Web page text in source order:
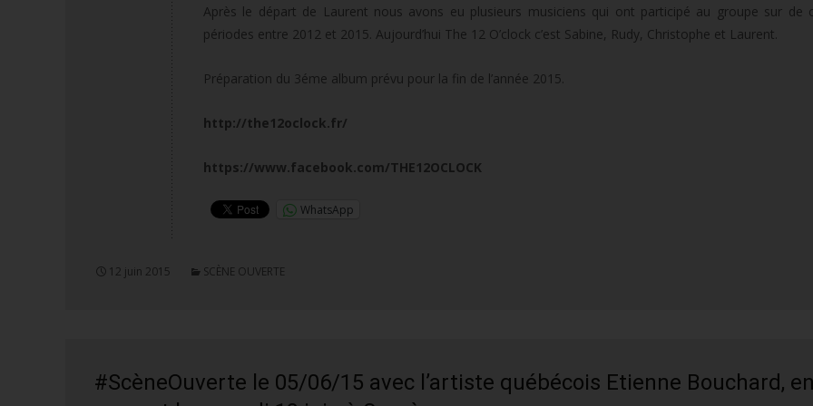
Après le départ de Laurent nous avons eu plusieurs musiciens qui ont participé au groupe sur de
périodes entre 2012 et 2015. Aujourd’hui The 12 O’clock c’est Sabine, Rudy, Christophe et Laurent.
Préparation du 3éme album prévu pour la fin de l’année 2015.
http://the12oclock.fr/
https://www.facebook.com/THE12OCLOCK
WhatsApp
12 juin 2015 SCÈNE OUVERTE
#ScèneOuverte le 05/06/15 avec l’artiste québécois Etienne Bouchard,